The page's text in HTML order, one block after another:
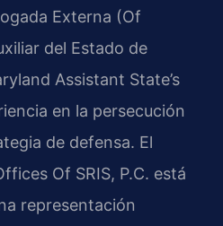
Externa (Of
del Estado de
Assistant State’s
en la persecución
de defensa. El
Of SRIS, P.C. está
representación